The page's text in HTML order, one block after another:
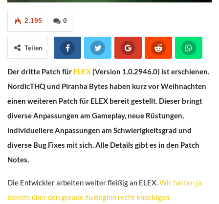
0
2.195
Teilen
Der dritte Patch für ELEX(Version 1.0.2946.0) ist erschienen.
NordicTHQ und Piranha Bytes haben kurz vor Weihnachten
einen weiteren Patch für ELEX bereit gestellt. Dieser bringt
diverse Anpassungen am Gameplay, neue Rüstungen,
individuellere Anpassungen am Schwierigkeitsgrad und
diverse Bug Fixes mit sich. Alle Details gibt es in den Patch
Notes.
Die Entwickler arbeiten weiter fleißig an ELEX.Wir hatten ja
bereits über den gerade zu Beginn recht knackigen